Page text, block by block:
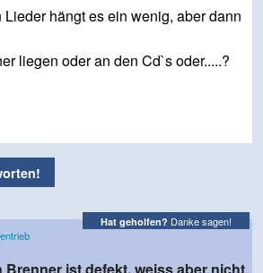
hängt es ein wenig, aber dann
liegen oder an den Cd`s oder.....?
Hat geholfen? Danke sagen!